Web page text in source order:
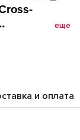
еще
и оплата